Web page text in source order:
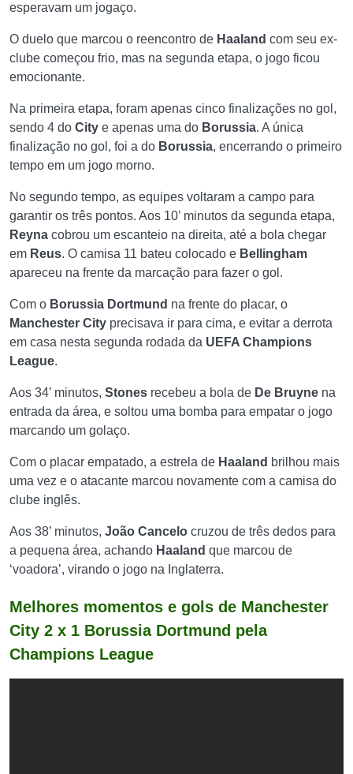
esperavam um jogaço.
O duelo que marcou o reencontro de Haaland com seu ex-
clube começou frio, mas na segunda etapa, o jogo ficou
emocionante.
Na primeira etapa, foram apenas cinco finalizações no gol,
sendo 4 do City e apenas uma do Borussia. A única
finalização no gol, foi a do Borussia, encerrando o primeiro
tempo em um jogo morno.
No segundo tempo, as equipes voltaram a campo para
garantir os três pontos. Aos 10’ minutos da segunda etapa,
Reyna cobrou um escanteio na direita, até a bola chegar
em Reus. O camisa 11 bateu colocado e Bellingham
apareceu na frente da marcação para fazer o gol.
Com o Borussia Dortmund na frente do placar, o
Manchester City precisava ir para cima, e evitar a derrota
em casa nesta segunda rodada da UEFA Champions
League.
Aos 34’ minutos, Stones recebeu a bola de De Bruyne na
entrada da área, e soltou uma bomba para empatar o jogo
marcando um golaço.
Com o placar empatado, a estrela de Haaland brilhou mais
uma vez e o atacante marcou novamente com a camisa do
clube inglês.
Aos 38’ minutos, João Cancelo cruzou de três dedos para
a pequena área, achando Haaland que marcou de
‘voadora’, virando o jogo na Inglaterra.
Melhores momentos e gols de Manchester
City 2 x 1 Borussia Dortmund pela
Champions League